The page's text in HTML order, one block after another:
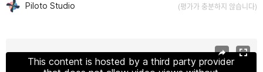
Piloto Studio (평가가 충분하지 않습니다)
This content is hosted by a third party provider